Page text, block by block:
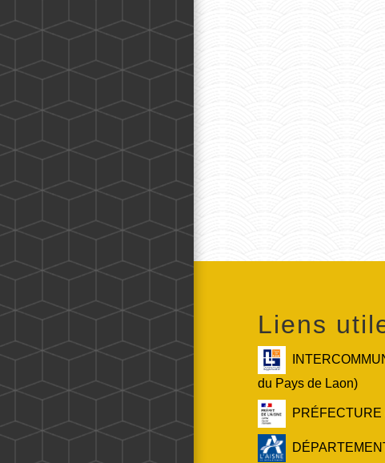
Liens
du Pays de Laon)
PRÉFECTURE